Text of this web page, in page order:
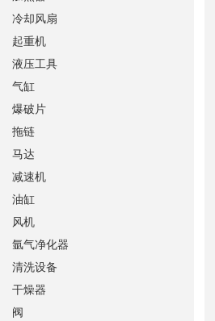
冷却风扇
起重机
液压工具
气缸
爆破片
拖链
马达
减速机
油缸
风机
氩气净化器
清洗设备
干燥器
阀